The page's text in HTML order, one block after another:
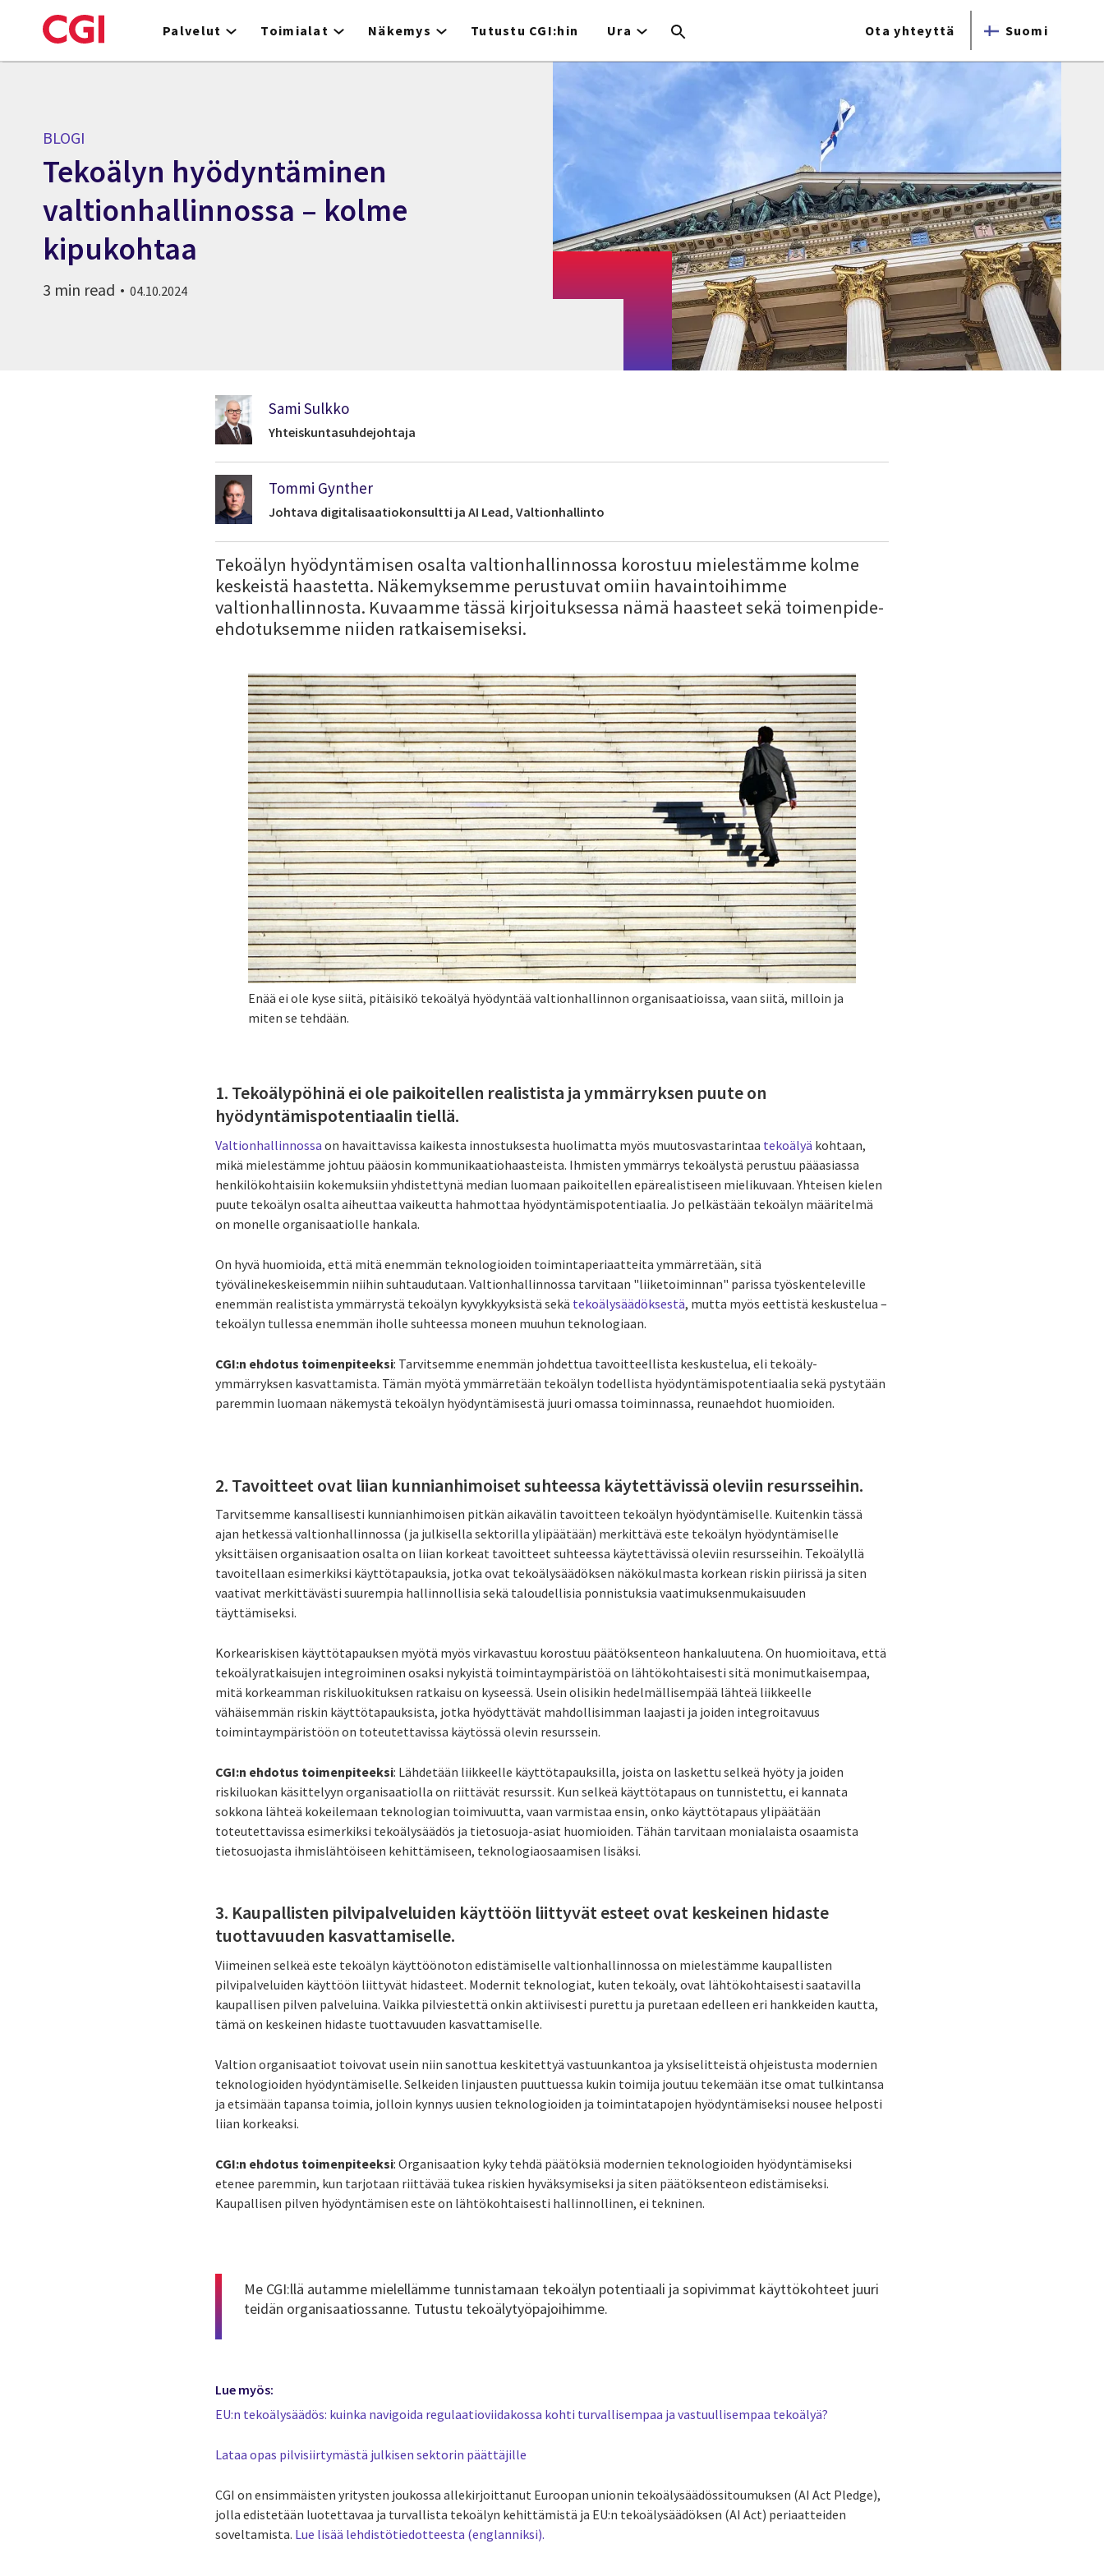
to
Palvelut Toimialat Näkemys Tutustu CGI:hin Ura Ota yhteyttä Suomi
BLOGI
Tekoälyn hyödyntäminen
valtionhallinnossa – kolme
kipukohtaa
3 min read 04.10.2024
Sami Sulkko
Yhteiskuntasuhdejohtaja
Tommi Gynther
Johtava digitalisaatiokonsultti ja AI Lead, Valtionhallinto
Tekoälyn hyödyntämisen osalta valtionhallinnossa korostuu mielestämme kolme
keskeistä haastetta. Näkemyksemme perustuvat omiin havaintoihimme
valtionhallinnosta. Kuvaamme tässä kirjoituksessa nämä haasteet sekä toimenpide-
ehdotuksemme niiden ratkaisemiseksi.
Enää ei ole kyse siitä, pitäisikö tekoälyä hyödyntää valtionhallinnon organisaatioissa, vaan siitä, milloin ja
miten se tehdään.
1. Tekoälypöhinä ei ole paikoitellen realistista ja ymmärryksen puute on
hyödyntämispotentiaalin tiellä.
Valtionhallinnossa on havaittavissa kaikesta innostuksesta huolimatta myös muutosvastarintaa tekoälyä kohtaan,
mikä mielestämme johtuu pääosin kommunikaatiohaasteista. Ihmisten ymmärrys tekoälystä perustuu pääasiassa
henkilökohtaisiin kokemuksiin yhdistettynä median luomaan paikoitellen epärealistiseen mielikuvaan. Yhteisen kielen
puute tekoälyn osalta aiheuttaa vaikeutta hahmottaa hyödyntämispotentiaalia. Jo pelkästään tekoälyn määritelmä
on monelle organisaatiolle hankala.
On hyvä huomioida, että mitä enemmän teknologioiden toimintaperiaatteita ymmärretään, sitä
työvälinekeskeisemmin niihin suhtaudutaan. Valtionhallinnossa tarvitaan "liiketoiminnan" parissa työskenteleville
enemmän realistista ymmärrystä tekoälyn kyvykkyyksistä sekä tekoälysäädöksestä, mutta myös eettistä keskustelua –
tekoälyn tullessa enemmän iholle suhteessa moneen muuhun teknologiaan.
CGI:n ehdotus toimenpiteeksi: Tarvitsemme enemmän johdettua tavoitteellista keskustelua, eli tekoäly-
ymmärryksen kasvattamista. Tämän myötä ymmärretään tekoälyn todellista hyödyntämispotentiaalia sekä pystytään
paremmin luomaan näkemystä tekoälyn hyödyntämisestä juuri omassa toiminnassa, reunaehdot huomioiden.
2. Tavoitteet ovat liian kunnianhimoiset suhteessa käytettävissä oleviin resursseihin.
Tarvitsemme kansallisesti kunnianhimoisen pitkän aikavälin tavoitteen tekoälyn hyödyntämiselle. Kuitenkin tässä
ajan hetkessä valtionhallinnossa (ja julkisella sektorilla ylipäätään) merkittävä este tekoälyn hyödyntämiselle
yksittäisen organisaation osalta on liian korkeat tavoitteet suhteessa käytettävissä oleviin resursseihin. Tekoälyllä
tavoitellaan esimerkiksi käyttötapauksia, jotka ovat tekoälysäädöksen näkökulmasta korkean riskin piirissä ja siten
vaativat merkittävästi suurempia hallinnollisia sekä taloudellisia ponnistuksia vaatimuksenmukaisuuden
täyttämiseksi.
Korkeariskisen käyttötapauksen myötä myös virkavastuu korostuu päätöksenteon hankaluutena. On huomioitava, että
tekoälyratkaisujen integroiminen osaksi nykyistä toimintaympäristöä on lähtökohtaisesti sitä monimutkaisempaa,
mitä korkeamman riskiluokituksen ratkaisu on kyseessä. Usein olisikin hedelmällisempää lähteä liikkeelle
vähäisemmän riskin käyttötapauksista, jotka hyödyttävät mahdollisimman laajasti ja joiden integroitavuus
toimintaympäristöön on toteutettavissa käytössä olevin resurssein.
CGI:n ehdotus toimenpiteeksi: Lähdetään liikkeelle käyttötapauksilla, joista on laskettu selkeä hyöty ja joiden
riskiluokan käsittelyyn organisaatiolla on riittävät resurssit. Kun selkeä käyttötapaus on tunnistettu, ei kannata
sokkona lähteä kokeilemaan teknologian toimivuutta, vaan varmistaa ensin, onko käyttötapaus ylipäätään
toteutettavissa esimerkiksi tekoälysäädös ja tietosuoja-asiat huomioiden. Tähän tarvitaan monialaista osaamista
tietosuojasta ihmislähtöiseen kehittämiseen, teknologiaosaamisen lisäksi.
3. Kaupallisten pilvipalveluiden käyttöön liittyvät esteet ovat keskeinen hidaste
tuottavuuden kasvattamiselle.
Viimeinen selkeä este tekoälyn käyttöönoton edistämiselle valtionhallinnossa on mielestämme kaupallisten
pilvipalveluiden käyttöön liittyvät hidasteet. Modernit teknologiat, kuten tekoäly, ovat lähtökohtaisesti saatavilla
kaupallisen pilven palveluina. Vaikka pilviestettä onkin aktiivisesti purettu ja puretaan edelleen eri hankkeiden kautta,
tämä on keskeinen hidaste tuottavuuden kasvattamiselle.
Valtion organisaatiot toivovat usein niin sanottua keskitettyä vastuunkantoa ja yksiselitteistä ohjeistusta modernien
teknologioiden hyödyntämiselle. Selkeiden linjausten puuttuessa kukin toimija joutuu tekemään itse omat tulkintansa
ja etsimään tapansa toimia, jolloin kynnys uusien teknologioiden ja toimintatapojen hyödyntämiseksi nousee helposti
liian korkeaksi.
CGI:n ehdotus toimenpiteeksi: Organisaation kyky tehdä päätöksiä modernien teknologioiden hyödyntämiseksi
etenee paremmin, kun tarjotaan riittävää tukea riskien hyväksymiseksi ja siten päätöksenteon edistämiseksi.
Kaupallisen pilven hyödyntämisen este on lähtökohtaisesti hallinnollinen, ei tekninen.
Me CGI:llä autamme mielellämme tunnistamaan tekoälyn potentiaali ja sopivimmat käyttökohteet juuri
teidän organisaatiossanne. Tutustu tekoälytyöpajoihimme.
Lue myös:
EU:n tekoälysäädös: kuinka navigoida regulaatioviidakossa kohti turvallisempaa ja vastuullisempaa tekoälyä?
Lataa opas pilvisiirtymästä julkisen sektorin päättäjille
CGI on ensimmäisten yritysten joukossa allekirjoittanut Euroopan unionin tekoälysäädössitoumuksen (AI Act Pledge),
jolla edistetään luotettavaa ja turvallista tekoälyn kehittämistä ja EU:n tekoälysäädöksen (AI Act) periaatteiden
soveltamista. Lue lisää lehdistötiedotteesta (englanniksi).